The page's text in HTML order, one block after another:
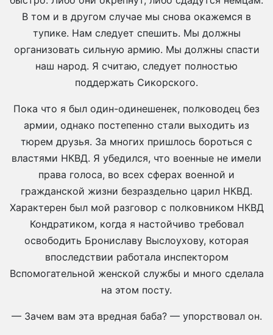
В том и в другом случае мы снова окажемся в
тупике. Нам следует спешить. Мы должны
организовать сильную армию. Мы должны спасти
наш народ. Я считаю, следует полностью
поддержать Сикорского.
Пока что я был один-одинешенек, полководец без
армии, однако постепенно стали выходить из
тюрем друзья. За многих пришлось бороться с
властями НКВД. Я убедился, что военные не имели
права голоса, во всех сферах военной и
гражданской жизни безраздельно царил НКВД.
Характерен был мой разговор с полковником НКВД
Кондратиком, когда я настойчиво требовал
освободить Брониславу Выслоухову, которая
впоследствии работала инспектором
Вспомогательной женской службы и много сделала
на этом посту.
— Зачем вам эта вредная баба? — упорствовал он.